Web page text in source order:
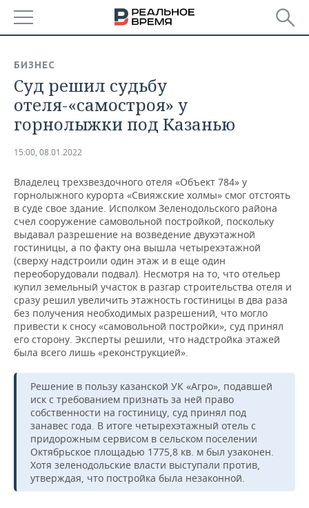
БАШКОРТОСТАН
ТАТАРСТАН
НОВОСТИ
АНАЛИТИКА
ДЕКЛАРАЦИИ О ДОХОДАХ
КОРОЛИ ГОСЗАКАЗА ПФО
ВУЗЫ ТАТАРСТАНА
КОМУ ПРИНАДЛЕЖАТ
ТОРГОВЫЕ ЦЕНТРЫ
ТАТАРСТАНА
НОВОСТИ ЭКОНОМИКИ
ФИНАНСЫ
БАНКИ
БЮДЖЕТ
ИНВЕСТИЦИИ
ПРОМЫШЛЕННОСТЬ
НОВОСТИ
ПРОМЫШЛЕННОСТИ
АГРОПРОМ
МАШИНОСТРОЕНИЕ
НЕФТЕХИМИЯ
НЕФТЬ
ОПК
ЭНЕРГЕТИКА
НЕДВИЖИМОСТЬ
НОВОСТИ НЕДВИЖИМОСТИ
АВТО
НОВОСТИ АВТО
БИЗНЕС
НОВОСТИ БИЗНЕСА
РОЗНИЧНАЯ ТОРГОВЛЯ
УСЛУГИ
ТЕХНОЛОГИИ
НОВОСТИ ТЕХНОЛОГИЙ
МЕДИА
ТЕЛЕКОММУНИКАЦИИ
МЕРОПРИЯТИЯ
ВЫЕЗДНАЯ РЕДАКЦИЯ
БИЗНЕС-БРАНЧИ
ONLINE-КОНФЕРЕНЦИИ
ОТКРЫТАЯ ЛЕКЦИЯ
НОВОСТИ СПОРТА
ФУТБОЛ
ХОККЕЙ
БАСКЕТБОЛ
ОБЩЕСТВО
НОВОСТИ ОБЩЕСТВА
ВЛАСТЬ
ИНФРАСТРУКТУРА
ФОТОГАЛЕРЕЯ
СЮЖЕТЫ
СПРАВОЧНИК
БИЗНЕС
Суд решил судьбу
отеля-«самостроя» у
горнолыжки под Казанью
15:00, 08.01.2022
Владелец трехзвездочного отеля «Объект 784» у
горнолыжного курорта «Свияжские холмы» смог отстоять
в суде свое здание. Исполком Зеленодольского района
счел сооружение самовольной постройкой, поскольку
выдавал разрешение на возведение двухэтажной
гостиницы, а по факту она вышла четырехэтажной
(сверху надстроили один этаж и в еще один
переоборудовали подвал). Несмотря на то, что отельер
купил земельный участок в разгар строительства отеля и
сразу решил увеличить этажность гостиницы в два раза
без получения необходимых разрешений, что могло
привести к сносу «самовольной постройки», суд принял
его сторону. Эксперты решили, что надстройка этажей
была всего лишь «реконструкцией».
Решение в пользу казанской УК «Агро», подавшей
иск с требованием признать за ней право
собственности на гостиницу, суд принял под
занавес года. В итоге четырехэтажный отель с
придорожным сервисом в сельском поселении
Октябрьское площадью 1775,8 кв. м был узаконен.
Хотя зеленодольские власти выступали против,
утверждая, что постройка была незаконной.